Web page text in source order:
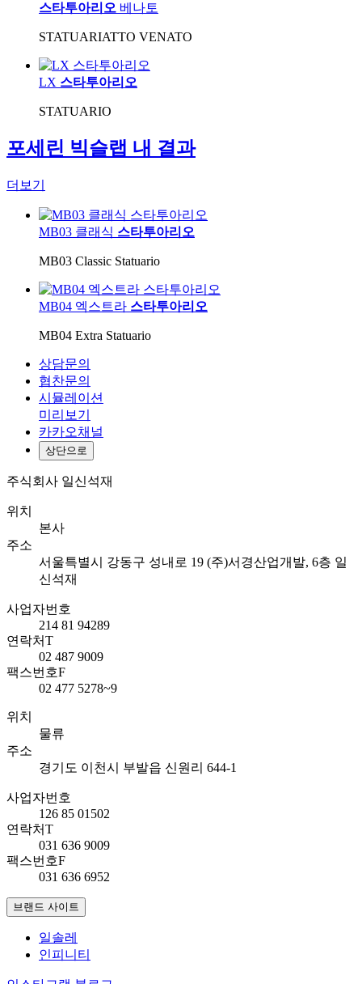
스타투아리오 베나토
STATUARIATTO VENATO
LX 스타투아리오
STATUARIO
포세린 빅슬랩 내 결과
더보기
MB03 클래식 스타투아리오
MB03 Classic Statuario
MB04 엑스트라 스타투아리오
MB04 Extra Statuario
상담문의
협찬문의
시뮬레이션
미리보기
카카오채널
상단으로
주식회사 일신석재
위치
본사
주소
서울특별시 강동구 성내로 19 (주)서경산업개발, 6층 일
신석재
사업자번호
214 81 94289
연락처T
02 487 9009
팩스번호F
02 477 5278~9
위치
물류
주소
경기도 이천시 부발읍 신원리 644-1
사업자번호
126 85 01502
연락처T
031 636 9009
팩스번호F
031 636 6952
브랜드 사이트
일솔레
인피니티